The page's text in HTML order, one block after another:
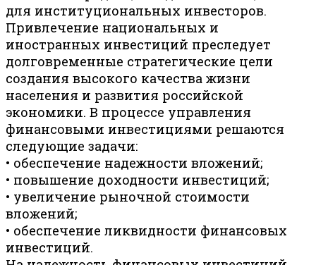
для институциональных инвесторов.
Привлечение национальных и
иностранных инвестиций преследует
долговременные стратегические цели
создания высокого качества жизни
населения и развития российской
экономики. В процессе управления
финансовыми инвестициями решаются
следующие задачи:
• обеспечение надежности вложений;
• повышение доходности инвестиций;
• увеличение рыночной стоимости
вложений;
• обеспечение ликвидности финансовых
инвестиций.